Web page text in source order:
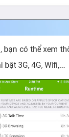
bạn có thể xem
bật 3G, 4G,